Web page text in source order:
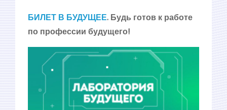
БИЛЕТ В БУДУЩЕЕ. Будь готов к работе
по профессии будущего!